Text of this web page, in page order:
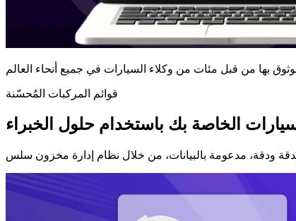
بها من قبل مئات من وكلاء السيارات في جميع أنحاء العالم
قوائم المركبات المُحسّنة
الخاصة بك باستخدام حلول الخبراء